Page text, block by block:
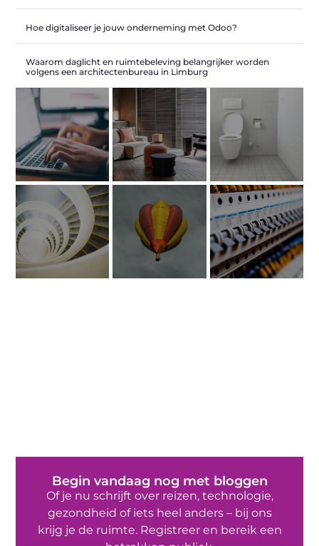
Hoe digitaliseer je jouw onderneming met Odoo?
Waarom daglicht en ruimtebeleving belangrijker worden
volgens een architectenbureau in Limburg
Begin vandaag nog met bloggen
Of je nu schrijft over reizen, technologie,
gezondheid of iets heel anders – bij ons
krijg je de ruimte. Registreer en bereik een